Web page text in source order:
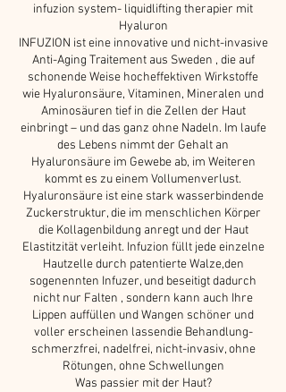
infuzion system- liquidlifting therapier mit
Hyaluron
INFUZION ist eine innovative und nicht-invasive
Anti-Aging Traitement aus Sweden , die auf
schonende Weise hocheffektiven Wirkstoffe
wie Hyaluronsäure, Vitaminen, Mineralen und
Aminosäuren tief in die Zellen der Haut
einbringt – und das ganz ohne Nadeln. Im laufe
des Lebens nimmt der Gehalt an
Hyaluronsäure im Gewebe ab, im Weiteren
kommt es zu einem Vollumenverlust.
Hyaluronsäure ist eine stark wasserbindende
Zuckerstruktur, die im menschlichen Körper
die Kollagenbildung anregt und der Haut
Elastitzität verleiht. Infuzion füllt jede einzelne
Hautzelle durch patentierte Walze,den
sogenennten Infuzer, und beseitigt dadurch
nicht nur Falten , sondern kann auch Ihre
Lippen auffüllen und Wangen schöner und
voller erscheinen lassendie Behandlung-
schmerzfrei, nadelfrei, nicht-invasiv, ohne
Rötungen, ohne Schwellungen
Was passier mit der Haut?